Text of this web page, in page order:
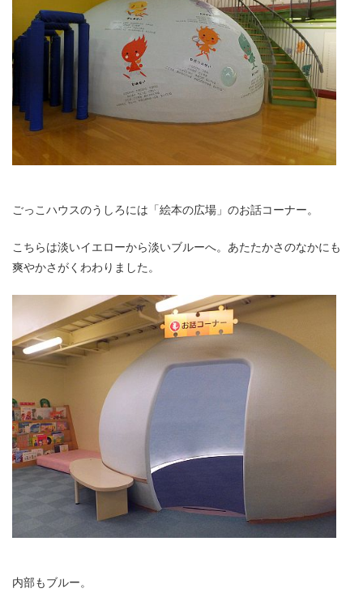
ごっこハウスのうしろには「絵本の広場」のお話コーナー。
こちらは淡いイエローから淡いブルーへ。あたたかさのなかにも
爽やかさがくわわりました。
内部もブルー。